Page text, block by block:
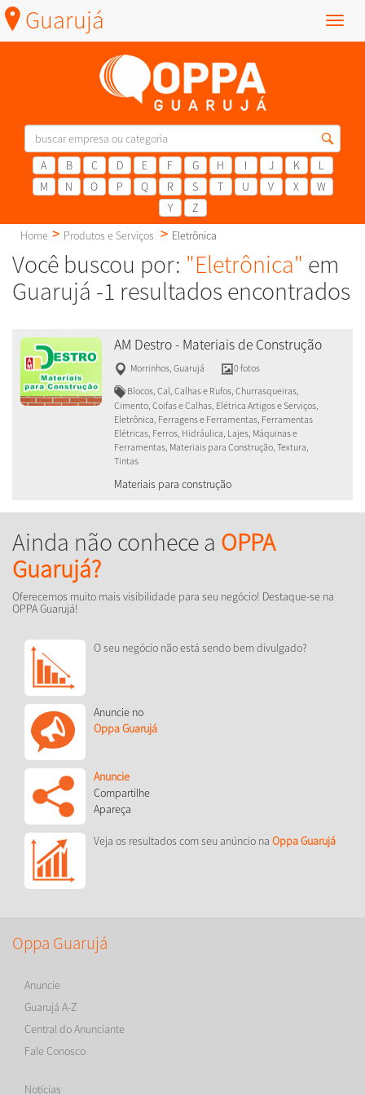
Menu
Guarujá
A B C D E F G H I J K
L
M
N O P Q R S T U V X
W
Y
Z
Home
Produtos e Serviços Eletrônica
Você buscou por: "Eletrônica" em
Guarujá -1 resultados encontrados
AM Destro - Materiais de Construção
Morrinhos, Guarujá
0 fotos
Blocos, Cal, Calhas e Rufos, Churrasqueiras,
Cimento, Coifas e Calhas, Elétrica Artigos e Serviços,
Eletrônica, Ferragens e Ferramentas, Ferramentas
Elétricas, Ferros, Hidráulica, Lajes, Máquinas e
Ferramentas, Materiais para Construção, Textura,
Tintas
Materiais para construção
Ainda não conhece a OPPA
Guarujá?
Oferecemos muito mais visibilidade para seu negócio! Destaque-se na
OPPA Guarujá!
O seu negócio não está sendo bem divulgado?
Anuncie no
Oppa Guarujá
Anuncie
Compartilhe
Apareça
Veja os resultados com seu anúncio na Oppa Guarujá
Oppa Guarujá
Anuncie
Guarujá A-Z
Central do Anunciante
Fale Conosco
Notícias